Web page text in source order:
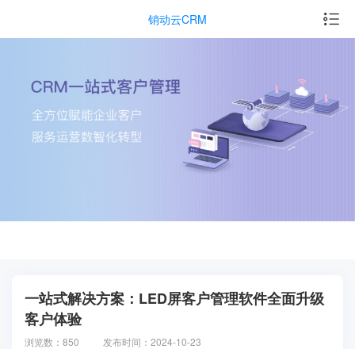
销动云CRM
一站式解决方案：LED屏客户管理软件全面升级
客户体验
浏览数：850 发布时间：2024-10-23